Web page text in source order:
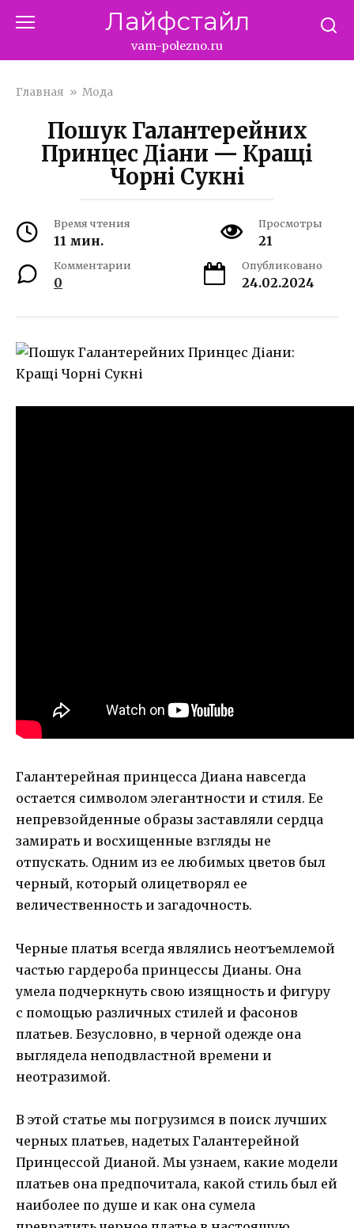
Лайфстайл
vam-polezno.ru
Главная » Мода
Пошук Галантерейних
Принцес Діани — Кращі
Чорні Сукні
Время чтения
11 мин.
Просмотры
21
Комментарии
0
Опубликовано
24.02.2024
Галантерейная принцесса Диана навсегда
остается символом элегантности и стиля. Ее
непревзойденные образы заставляли сердца
замирать и восхищенные взгляды не
отпускать. Одним из ее любимых цветов был
черный, который олицетворял ее
величественность и загадочность.
Черные платья всегда являлись неотъемлемой
частью гардероба принцессы Дианы. Она
умела подчеркнуть свою изящность и фигуру
с помощью различных стилей и фасонов
платьев. Безусловно, в черной одежде она
выглядела неподвластной времени и
неотразимой.
В этой статье мы погрузимся в поиск лучших
черных платьев, надетых Галантерейной
Принцессой Дианой. Мы узнаем, какие модели
платьев она предпочитала, какой стиль был ей
наиболее по душе и как она сумела